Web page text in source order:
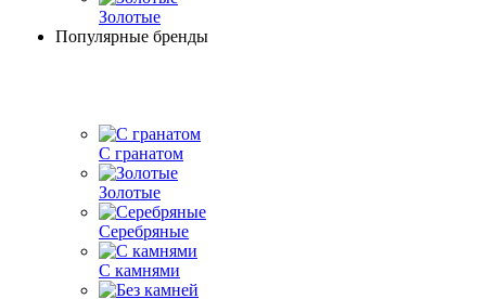
Золотые
Популярные бренды
С гранатом
Золотые
Серебряные
С камнями